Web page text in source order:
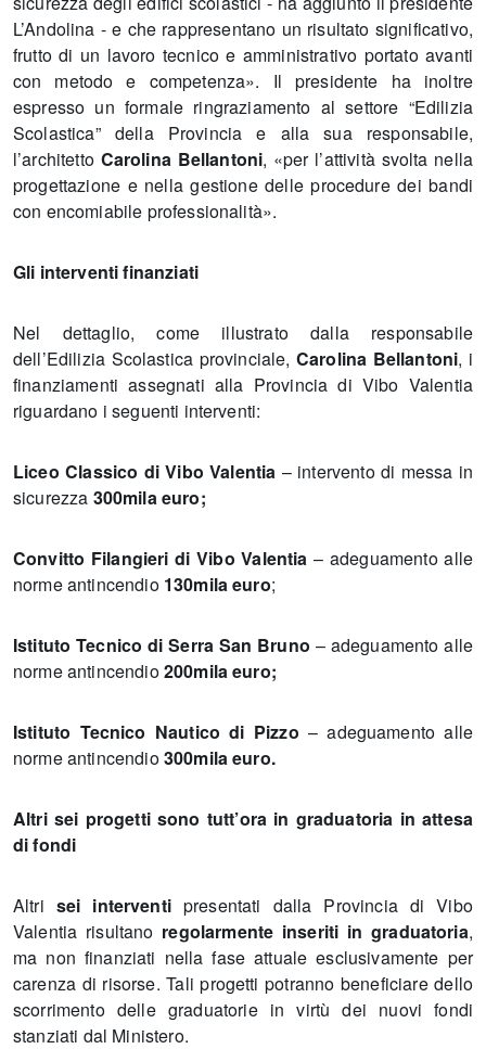
L’Andolina - e che rappresentano un risultato significativo,
frutto di un lavoro tecnico e amministrativo portato avanti
con metodo e competenza». Il presidente ha inoltre
espresso un formale ringraziamento al settore “Edilizia
Scolastica” della Provincia e alla sua responsabile,
l’architetto Carolina Bellantoni, «per l’attività svolta nella
progettazione e nella gestione delle procedure dei bandi
con encomiabile professionalità».
Gli interventi finanziati
Nel dettaglio, come illustrato dalla responsabile
dell’Edilizia Scolastica provinciale, Carolina Bellantoni, i
finanziamenti assegnati alla Provincia di Vibo Valentia
riguardano i seguenti interventi:
Liceo Classico di Vibo Valentia – intervento di messa in
sicurezza 300mila euro;
Convitto Filangieri di Vibo Valentia – adeguamento alle
norme antincendio 130mila euro;
Istituto Tecnico di Serra San Bruno – adeguamento alle
norme antincendio200mila euro;
Istituto Tecnico Nautico di Pizzo – adeguamento alle
norme antincendio300mila euro.
Altri sei progetti sono tutt’ora in graduatoria in attesa
di fondi
Altri sei interventipresentati dalla Provincia di Vibo
Valentia risultano regolarmente inseriti in graduatoria,
ma non finanziati nella fase attuale esclusivamente per
carenza di risorse. Tali progetti potranno beneficiare dello
scorrimento delle graduatorie in virtù dei nuovi fondi
stanziati dal Ministero.